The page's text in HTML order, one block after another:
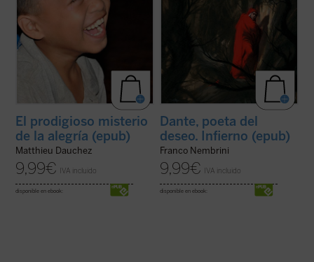
El prodigioso misterio
de la alegría (epub)
Matthieu Dauchez
9,99€ IVA incluido
disponible en ebook:
Dante, poeta del
deseo. Infierno (epub)
Franco Nembrini
9,99€ IVA incluido
disponible en ebook: